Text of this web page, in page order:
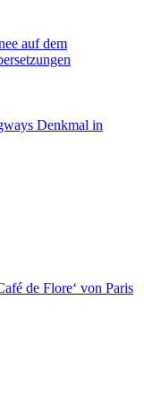
auf dem
Denkmal in
de Flore‘ von Paris